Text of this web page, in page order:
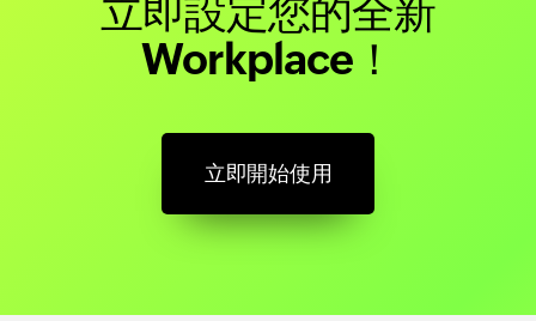
立即設定您的全新
Workplace！
立即開始使用